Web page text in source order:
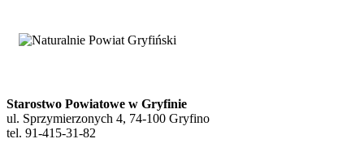
Starostwo Powiatowe w Gryfinie
ul. Sprzymierzonych 4, 74-100 Gryfino
tel. 91-415-31-82